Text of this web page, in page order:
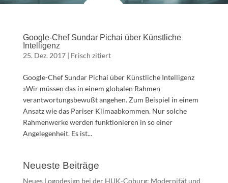
Google-Chef Sundar Pichai über Künstliche
Intelligenz
25. Dez. 2017| Frisch zitiert
Google-Chef Sundar Pichai über Künstliche Intelligenz
»Wir müssen das in einem globalen Rahmen
verantwortungsbewußt angehen. Zum Beispiel in einem
Ansatz wie das Pariser Klimaabkommen. Nur solche
Rahmenwerke werden funktionieren in so einer
Angelegenheit. Es ist...
Neueste Beiträge
Neues Logodesign bei der HUK-Coburg: Modernität und